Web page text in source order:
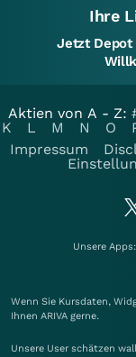
Ihre
Jetzt Depot
Aktien von A - Z:
K
L M N O
Impressum
Unsere Apps:
Wenn Sie Kursdaten,
Ihnen ARIVA gerne.
Unsere User schätzen